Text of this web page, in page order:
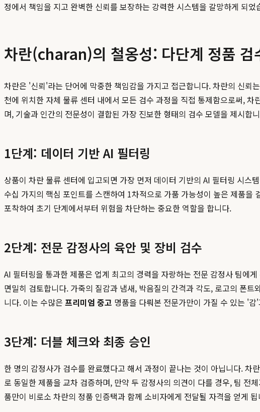
정에서 책임을 지고 완벽한 신뢰를 보장하는 강력한 시스템을 갈망하게 되었
차란(charan)의 철옹성: 다단계 정품 검
차란은 '신뢰'라는 단어에 막중한 책임감을 가지고 접근합니다. 차란의 신뢰
천에 위치한 자체 물류 센터 내에서 모든 검수 과정을 직접 통제함으로써,
며, 기술과 인간의 전문성이 결합된 가장 진보한 형태의 검수 모델을 제시합
1단계: 데이터 기반 AI 필터링
상품이 차란 물류 센터에 입고되면 가장 먼저 데이터 기반의 AI 필터링 시
수십 가지의 핵심 포인트를 스캔하여 1차적으로 가품 가능성이 높은 제품
포착하여 초기 단계에서부터 위험을 차단하는 중요한 역할을 합니다.
2단계: 전문 감정사의 육안 및 장비 검수
AI 필터링을 통과한 제품은 업계 최고의 경력을 자랑하는 전문 감정사 팀에
면밀히 검토합니다. 가죽의 질감과 냄새, 박음질의 간격과 각도, 로고의 폰
니다. 이는 수많은 프리미엄 중고 명품을 다뤄본 전문가만이 가질 수 있는 '
3단계: 더블 체크와 최종 승인
한 명의 감정사가 검수를 완료했다고 해서 과정이 끝나는 것이 아닙니다.
로 동일한 제품을 교차 검증하며, 만약 두 감정사의 의견이 다를 경우, 팀 전
품만이 비로소 차란의 정품 인증택과 함께 소비자에게 전달될 자격을 얻게